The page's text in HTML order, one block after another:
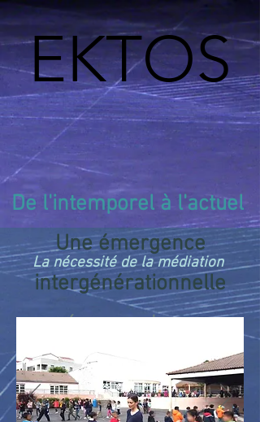
EKTOS
De l'intemporel à l'actuel
Une émergence
intergénérationnelle
... énoncer, plus que
dénoncer...
La nécessité de la médiation